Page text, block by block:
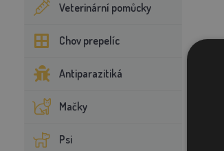
Veterinární pomůcky
Chov prepelíc
Antiparazitiká
Mačky
Psi